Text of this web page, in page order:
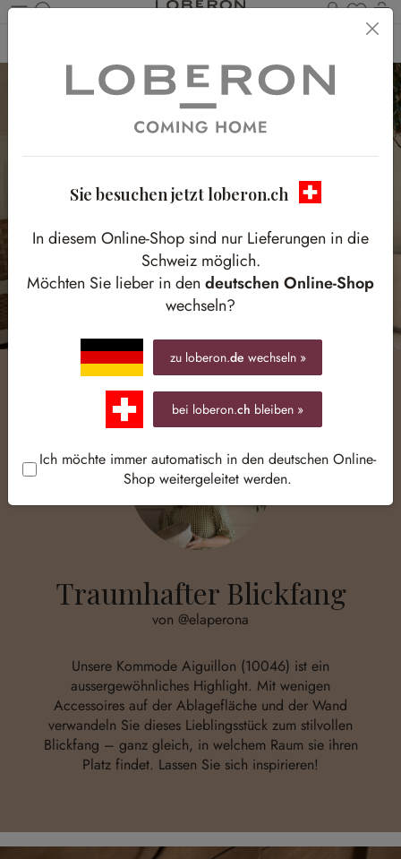
Du
Traumhafter Blickfang
von @elaperona
Unsere Kommode Aiguillon (10046) ist ein
aussergewöhnliches Highlight. Mit wenigen
Accessoires auf der Ablagefläche und der Wand
verwandeln Sie dieses Lieblingsstück zum stilvollen
Blickfang – ganz gleich, in welchem Raum sie ihren
Platz findet. Lassen Sie sich inspirieren!
Sie besuchen jetzt loberon.ch
In diesem Online-Shop sind nur Lieferungen in die
Schweiz möglich.
Möchten Sie lieber in den deutschen Online-Shop
wechseln?
zu loberon.de wechseln »
bei loberon.ch bleiben »
Ich möchte immer automatisch in den deutschen Online-
Shop weitergeleitet werden.